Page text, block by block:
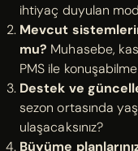
ihtiyaç duyulan
Mevcut
mu? Muhasebe,
PMS ile
Destek ve
sezon ortasında
ulaşacaksınız?
Büyüme